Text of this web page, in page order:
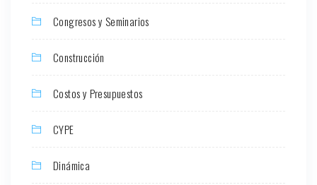
Congresos y Seminarios
Construcción
Costos y Presupuestos
CYPE
Dinámica